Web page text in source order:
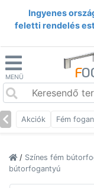
Ingyenes
feletti rendelés
MENÜ F
Akciók Fém
/ Színes fém
bútorfogantyú